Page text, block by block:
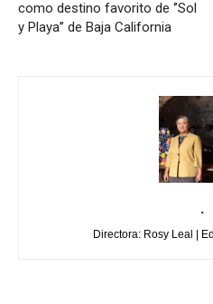
como destino favorito de ‘’Sol
y Playa’’ de Baja California
.
Directora: Rosy Leal |